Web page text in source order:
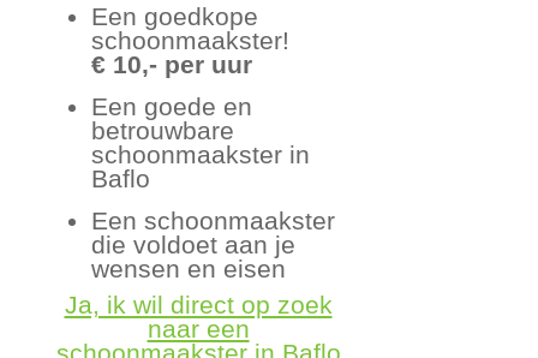
Een goedkope
schoonmaakster!
€ 10,- per uur
Een goede en
betrouwbare
schoonmaakster in
Baflo
Een schoonmaakster
die voldoet aan je
wensen en eisen
Ja, ik wil direct op zoek
naar een